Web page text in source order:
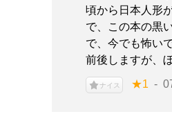
頃から日本人形
で、この本の黒
で、今でも怖い
前後しますが、
ナイス ★1